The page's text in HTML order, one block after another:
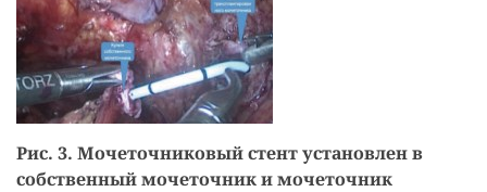
Рис. 3. Мочеточниковый стент установлен в
собственный мочеточник и мочеточник